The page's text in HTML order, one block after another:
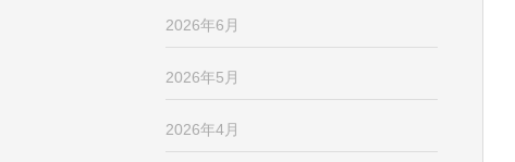
2026年6月
2026年5月
2026年4月